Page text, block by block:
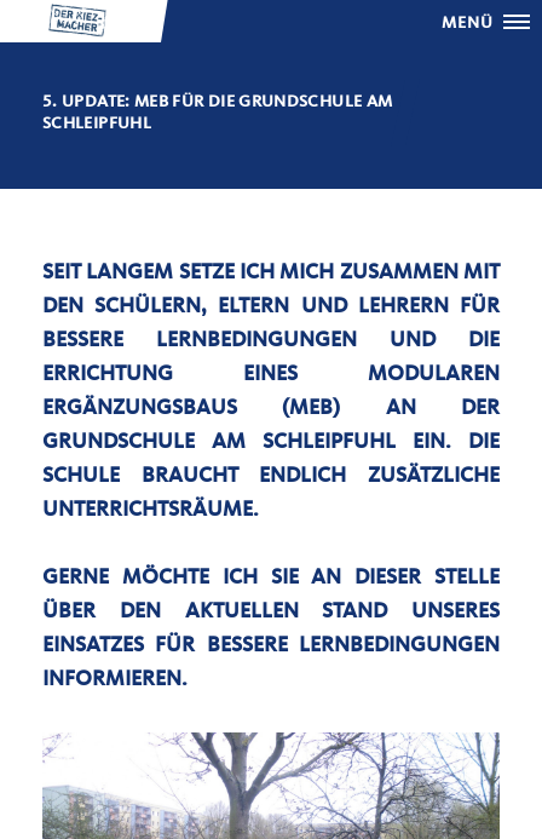
MENÜ
5. UPDATE: MEB FÜR DIE GRUNDSCHULE AM
SCHLEIPFUHL
SEIT LANGEM SETZE ICH MICH ZUSAMMEN MIT
DEN SCHÜLERN, ELTERN UND LEHRERN FÜR
BESSERE LERNBEDINGUNGEN UND DIE
ERRICHTUNG EINES MODULAREN
ERGÄNZUNGSBAUS (MEB) AN DER
GRUNDSCHULE AM SCHLEIPFUHL EIN. DIE
SCHULE BRAUCHT ENDLICH ZUSÄTZLICHE
UNTERRICHTSRÄUME.
GERNE MÖCHTE ICH SIE AN DIESER STELLE
ÜBER DEN AKTUELLEN STAND UNSERES
EINSATZES FÜR BESSERE LERNBEDINGUNGEN
INFORMIEREN.